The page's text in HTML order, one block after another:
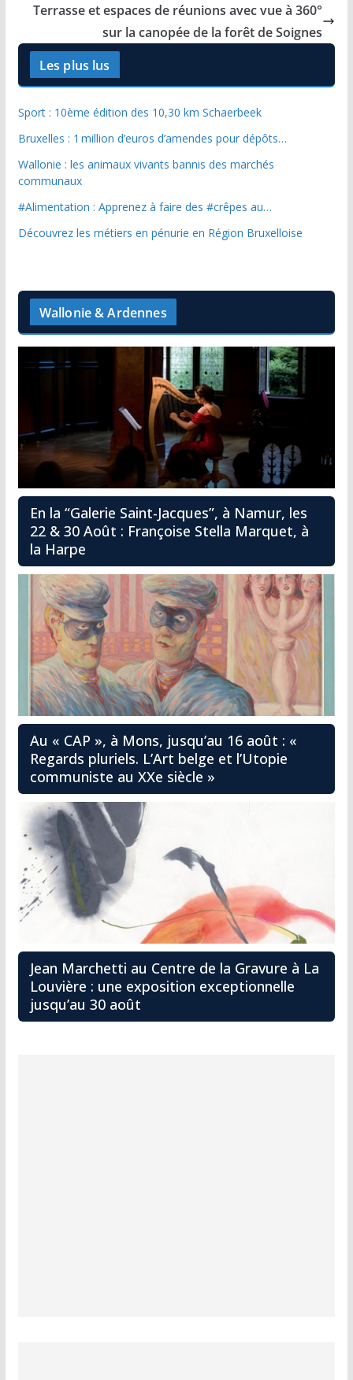
Terrasse et espaces de réunions avec vue à 360°
sur la canopée de la forêt de Soignes
Les plus lus
Sport : 10ème édition des 10,30 km Schaerbeek
Bruxelles : 1 million d’euros d’amendes pour dépôts…
Wallonie : les animaux vivants bannis des marchés
communaux
#Alimentation : Apprenez à faire des #crêpes au…
Découvrez les métiers en pénurie en Région Bruxelloise
Wallonie & Ardennes
En la “Galerie Saint-Jacques”, à Namur, les
22 & 30 Août : Françoise Stella Marquet, à
la Harpe
Au « CAP », à Mons, jusqu’au 16 août : «
Regards pluriels. L’Art belge et l’Utopie
communiste au XXe siècle »
Jean Marchetti au Centre de la Gravure à La
Louvière : une exposition exceptionnelle
jusqu’au 30 août